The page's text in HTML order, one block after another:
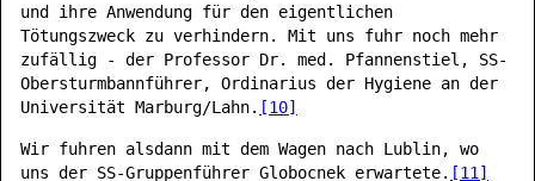
und ihre Anwendung für den eigentlichen
Tötungszweck zu verhindern. Mit uns fuhr noch mehr
zufällig - der Professor Dr. med. Pfannenstiel, SS-
Obersturmbannführer, Ordinarius der Hygiene an der
Universität Marburg/Lahn. [10]
Wir fuhren alsdann mit dem Wagen nach Lublin, wo
uns der SS-Gruppenführer Globocnek erwartete. [11]